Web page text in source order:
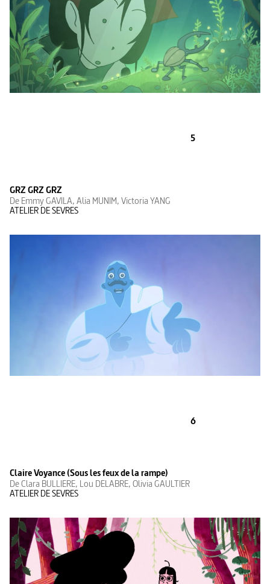
5
GRZ GRZ GRZ
De Emmy GAVILA, Alia MUNIM, Victoria YANG
ATELIER DE SEVRES
6
Claire Voyance (Sous les feux de la rampe)
De Clara BULLIERE, Lou DELABRE, Olivia GAULTIER
ATELIER DE SEVRES